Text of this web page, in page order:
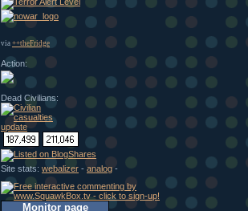
via ++theFridge
Action:
Dead Civilians:
Site stats: webalizer -analog-
Monitor page